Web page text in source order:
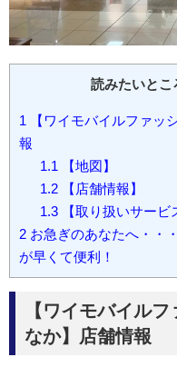
読みたいとこ
1 【ワイモバイルファッ
報
1.1 【地図】
1.2【店舗情報】
1.3【取り扱いサービ
2 お急ぎのあなたへ・・
が早くて便利！
【ワイモバイル
なか】店舗情報